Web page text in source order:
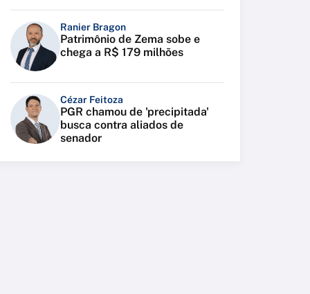
Ranier Bragon
Patrimônio de Zema sobe e
chega a R$ 179 milhões
Cézar Feitoza
PGR chamou de 'precipitada'
busca contra aliados de
senador